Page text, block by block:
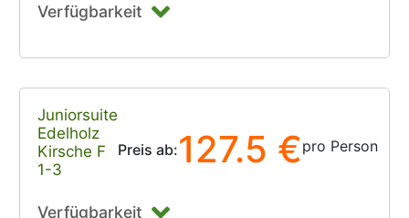
Verfügbarkeit
Juniorsuite
Edelholz
Kirsche F
1-3
Preis ab:127.5 €pro Person
Verfügbarkeit